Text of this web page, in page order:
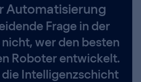
Automatisierung
Frage in der
wer den besten
Roboter entwickelt.
die Intelligenzschicht